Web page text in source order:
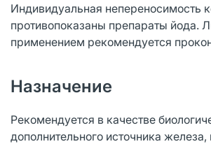
Индивидуальная непереносимость
противопоказаны препараты
применением рекомендуется
Назначение
Рекомендуется в качестве
дополнительного источника